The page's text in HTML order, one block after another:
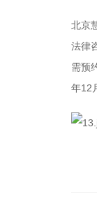
北京
法律
需预
年12